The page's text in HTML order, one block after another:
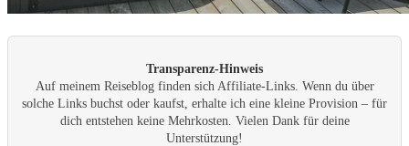
Transparenz-Hinweis
Auf meinem Reiseblog finden sich Affiliate-Links. Wenn du über
solche Links buchst oder kaufst, erhalte ich eine kleine Provision – für
dich entstehen keine Mehrkosten. Vielen Dank für deine
Unterstützung!